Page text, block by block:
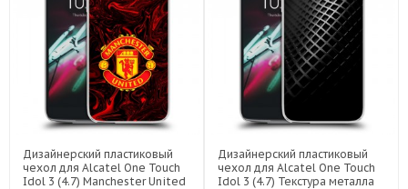
Дизайнерский пластиковый
чехол для Alcatel One Touch
Idol 3 (4.7) Manchester United
Дизайнерский пластиковый
чехол для Alcatel One Touch
Idol 3 (4.7) Текстура металла